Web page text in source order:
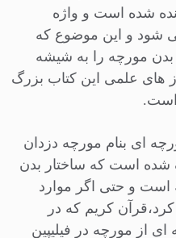
شده است و واژه
شود و این موضوع که
بدن مورچه را به شیشه
های علمی این کتاب بزرگ
است.
ای بنام مورچه دزدان
شده است که ساختار بدن
است و حتی اگر موارد
کریم که در
از مورچه در فیلیپین